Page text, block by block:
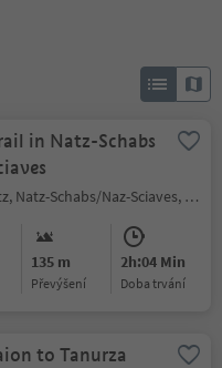
in Natz-Schabs
Naz/Natz, Natz-Schabs/Naz-Sciaves, Brixen/Bressanone and environs
135 m
Převýšení
2h:04 Min
doba trvání
to Tanurza